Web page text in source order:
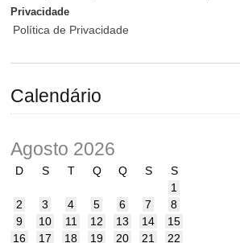
Privacidade
Política de Privacidade
Calendário
Agosto 2026
D S T Q Q S
S
1
2
3 4 5 6 7
8
9
10 11 12 13 14
15
16
17 18 19 20 21
22